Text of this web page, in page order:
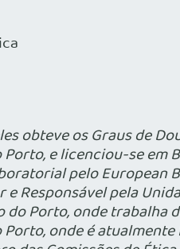
obteve os Graus de
e licenciou-se
pelo
e Responsável pela
Porto, onde trabalha
onde é